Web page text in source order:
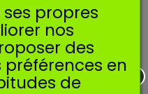
Ajouter au panier
propres
nos
des
préférences en
de